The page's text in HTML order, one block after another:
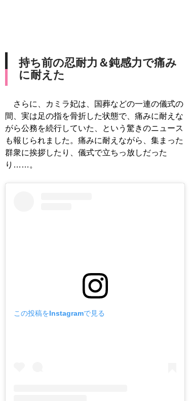
持ち前の忍耐力＆鈍感力で痛み
に耐えた
さらに、カミラ妃は、国葬などの一連の儀式の
間、実は足の指を骨折した状態で、痛みに耐えな
がら公務を続行していた、という驚きのニュース
も報じられました。痛みに耐えながら、集まった
群衆に挨拶したり、儀式で立ちっ放しだった
り……。
この投稿をInstagramで見る